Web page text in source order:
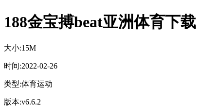
188金宝搏beat亚洲体育下载
大小:15M
时间:2022-02-26
类型:体育运动
版本:v6.6.2